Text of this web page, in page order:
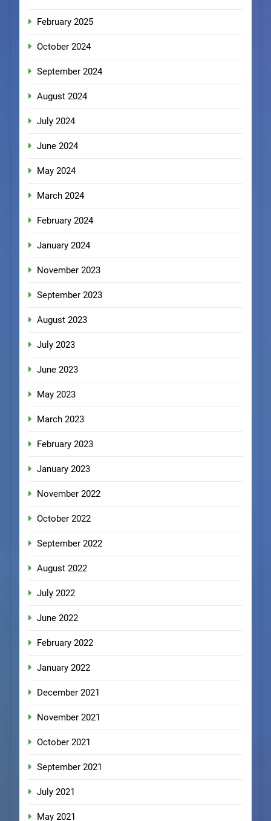
February 2025
October 2024
September 2024
August 2024
July 2024
June 2024
May 2024
March 2024
February 2024
January 2024
November 2023
September 2023
August 2023
July 2023
June 2023
May 2023
March 2023
February 2023
January 2023
November 2022
October 2022
September 2022
August 2022
July 2022
June 2022
February 2022
January 2022
December 2021
November 2021
October 2021
September 2021
July 2021
May 2021